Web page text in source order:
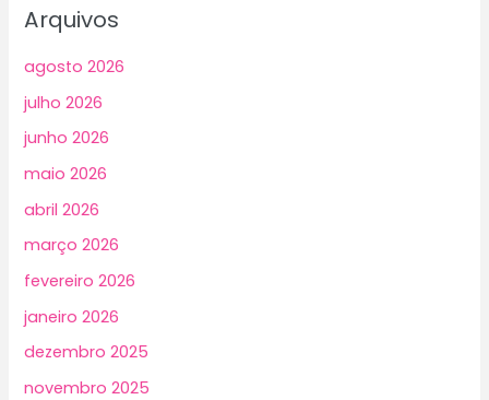
Arquivos
agosto 2026
julho 2026
junho 2026
maio 2026
abril 2026
março 2026
fevereiro 2026
janeiro 2026
dezembro 2025
novembro 2025